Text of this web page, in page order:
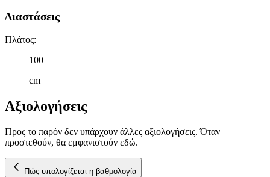
δικτύωσης, διαφημίσεων και ανάλυσης.
Διαστάσεις
Πλάτος:
100
cm
Αξιολογήσεις
Προς το παρόν δεν υπάρχουν άλλες αξιολογήσεις. Όταν
προστεθούν, θα εμφανιστούν εδώ.
Πώς υπολογίζεται η βαθμολογία